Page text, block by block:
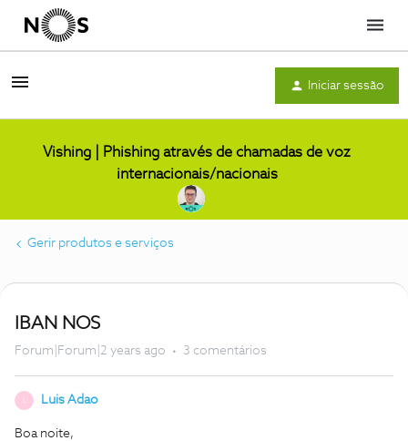
Menu
Iniciar sessão
Vishing | Phishing através de chamadas de voz
internacionais/nacionais
Gerir produtos e serviços
IBAN NOS
Forum|Forum|2 years ago 3 comentários
Luis Adao
Boa noite,